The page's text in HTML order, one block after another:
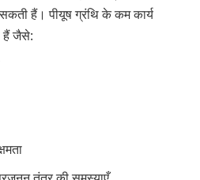
सकती हैं। पीयूष ग्रंथि के कम कार्य
हैं जैसे: